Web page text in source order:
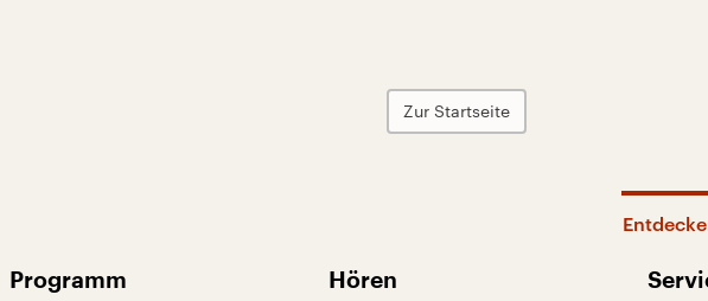
Zur Startseite
Programm Hören